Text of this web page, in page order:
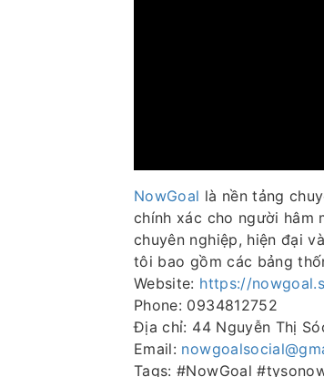
NowGoal là nền tảng
chính xác cho người hâm
chuyên nghiệp, hiện đại
tôi bao gồm các bảng
Website: https://
Phone: 0934812752
Địa chỉ: 44 Nguyễn Thị
Email:
Tags: #NowGoal